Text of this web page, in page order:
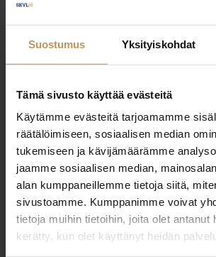
Suostumus Yksityiskohdat
Tämä sivusto käyttää evästeitä
Käytämme evästeitä tarjoamamme
räätälöimiseen, sosiaalisen median
tukemiseen ja kävijämäärämme
jaamme sosiaalisen median,
alan kumppaneillemme tietoja siitä,
sivustoamme. Kumppanimme voivat
tietoja muihin tietoihin, joita olet antanut
kerätty, kun olet käyttänyt heidän
"*" näyttää pakolliset kentät